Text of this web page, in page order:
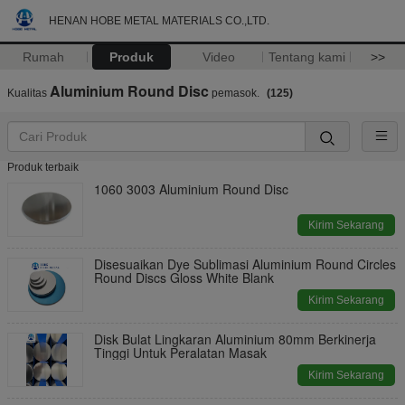
HENAN HOBE METAL MATERIALS CO.,LTD.
Rumah Produk Video Tentang kami >>
Kualitas Aluminium Round Disc pemasok. (125)
Produk terbaik
1060 3003 Aluminium Round Disc
Kirim Sekarang
Disesuaikan Dye Sublimasi Aluminium Round Circles
Round Discs Gloss White Blank
Kirim Sekarang
Disk Bulat Lingkaran Aluminium 80mm Berkinerja
Tinggi Untuk Peralatan Masak
Kirim Sekarang